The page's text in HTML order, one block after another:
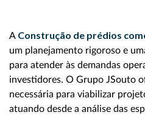
A Construção de prédios
um planejamento rigoroso e
para atender às demandas
investidores. O Grupo JSouto
necessária para viabilizar
atuando desde a análise das